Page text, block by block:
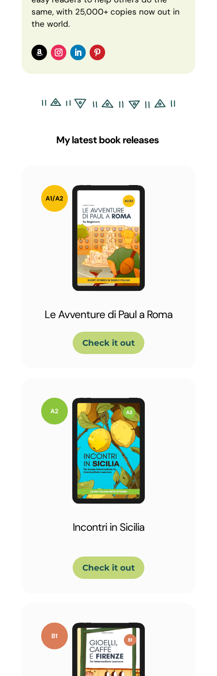
same, with 25,000+ copies now out in
the world.
My latest book releases
Le Avventure di Paul a Roma
Check it out
Incontri in Sicilia
Check it out